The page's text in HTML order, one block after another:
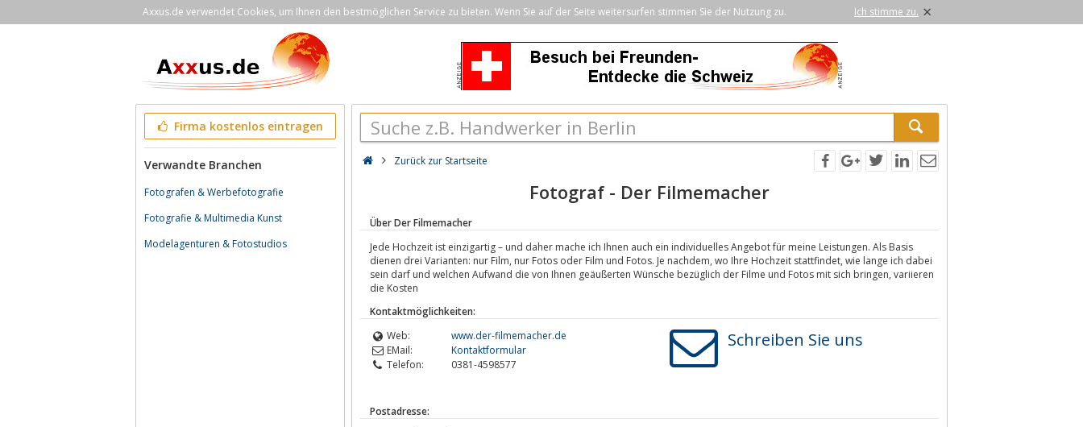
Axxus.de verwendet Cookies, um Ihnen den bestmöglichen Service zu bieten. Wenn Sie auf der Seite weitersurfen stimmen Sie der Nutzung zu. Ich stimme zu. ×
Firma kostenlos eintragen
Verwandte Branchen
Fotografen & Werbefotografie
Fotografie & Multimedia Kunst
Modelagenturen & Fotostudios
Zurück zur Startseite
Fotograf - Der Filmemacher
Über Der Filmemacher
Jede Hochzeit ist einzigartig – und daher mache ich Ihnen auch ein individuelles Angebot für meine Leistungen. Als Basis
dienen drei Varianten: nur Film, nur Fotos oder Film und Fotos. Je nachdem, wo Ihre Hochzeit stattfindet, wie lange ich dabei
sein darf und welchen Aufwand die von Ihnen geäußerten Wünsche bezüglich der Filme und Fotos mit sich bringen, variieren
die Kosten
Kontaktmöglichkeiten:
Web:
www.der-filmemacher.de
EMail:
Kontaktformular
Telefon:
0381-4598577
Schreiben Sie uns
Postadresse: